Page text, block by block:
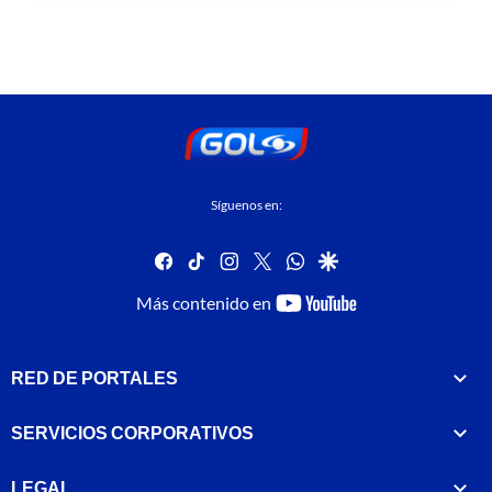
Síguenos en:
facebook
tiktok instagram
twitterwhatsapp
google
Más contenido en
youtube-
RED DE PORTALES
SERVICIOS CORPORATIVOS
LEGAL